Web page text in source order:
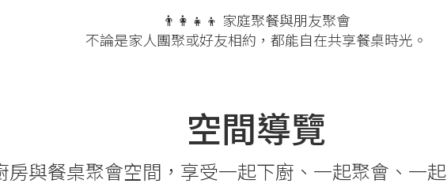
👨‍👩‍👧‍👦 家庭聚餐與朋友聚會
不論是家人團聚或好友相約，都能自在共享餐桌時光。
空間導覽
房與餐桌聚會空間，享受一起下廚、一起聚會、一